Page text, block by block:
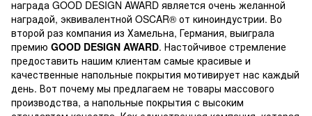
награда GOOD DESIGN AWARD является очень желанной
наградой, эквивалентной OSCAR® от киноиндустрии. Во
второй раз компания из Хамельна, Германия, выиграла
премию GOOD DESIGN AWARD. Настойчивое стремление
предоставить нашим клиентам самые красивые и
качественные напольные покрытия мотивирует нас каждый
день. Вот почему мы предлагаем не товары массового
производства, а напольные покрытия с высоким